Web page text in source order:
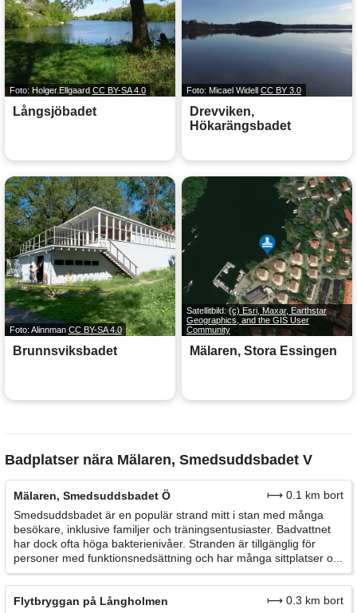
Foto: Holger.Ellgaard CC BY-SA 4.0
Långsjöbadet
Foto: Micael Widell CC BY 3.0
Drevviken,
Hökarängsbadet
Foto: Alinnman CC BY-SA 4.0
Brunnsviksbadet
Satellitbild:(c) Esri, Maxar, Earthstar
Geographics, and the GIS User
Community
Mälaren, Stora Essingen
Badplatser nära Mälaren, Smedsuddsbadet V
Mälaren, Smedsuddsbadet Ö
⟼ 0.1 km bort
Smedsuddsbadet är en populär strand mitt i stan med många
besökare, inklusive familjer och träningsentusiaster. Badvattnet
har dock ofta höga bakterienivåer. Stranden är tillgänglig för
personer med funktionsnedsättning och har många sittplatser o...
Flytbryggan på Långholmen
⟼ 0.3 km bort